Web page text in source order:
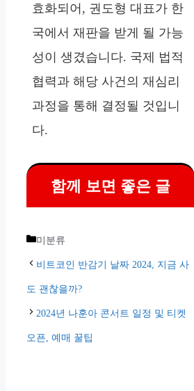
효화되어, 권도형 대표가 한
국에서 재판을 받게 될 가능
성이 생겼습니다. 국제 법적
협력과 해당 사건의 재심리
과정을 통해 결정될 것입니
다.
함께 보면 좋은 글
카
테
고
리
미분류
비트코인 반감기 날짜 2024, 지금 사
도 괜찮을까?
2024년 나훈아 콘서트 일정 및 티켓
오픈, 예매 꿀팁